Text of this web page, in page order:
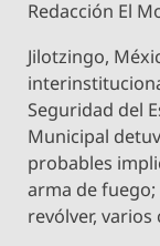
Redacción El
Jilotzingo,
Seguridad del
Municipal
probables
arma de
revólver,